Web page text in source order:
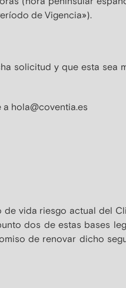
de Vigencia»).
solicitud y que esta sea
hola@coventia.es
vida riesgo actual del
dos de estas bases
de renovar dicho